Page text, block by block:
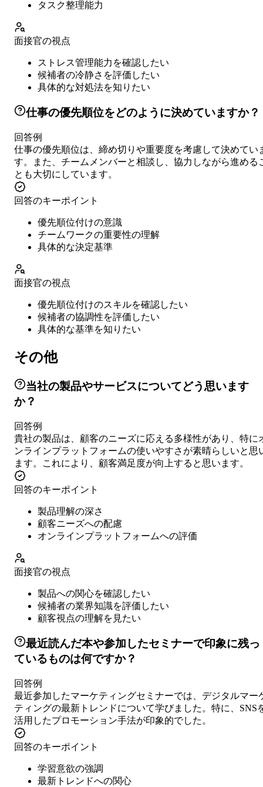
タスク整理能力
面接官の視点
ストレス管理能力を確認したい
候補者の冷静さを評価したい
具体的な対処法を知りたい
仕事の優先順位をどのように決めていますか？
回答例
仕事の優先順位は、締め切りや重要度を考慮して決めてい
す。また、チームメンバーと相談し、協力しながら進める
とも大切にしています。
回答のキーポイント
優先順位付けの意識
チームワークの重要性の理解
具体的な決定基準
面接官の視点
優先順位付けのスキルを確認したい
候補者の協調性を評価したい
具体的な基準を知りたい
その他
当社の製品やサービスについてどう思います
か？
回答例
貴社の製品は、顧客のニーズに応える多様性があり、特に
ンラインプラットフォームの使いやすさが素晴らしいと思
ます。これにより、顧客満足度が向上すると思います。
回答のキーポイント
製品理解の深さ
顧客ニーズへの配慮
オンラインプラットフォームへの評価
面接官の視点
製品への関心を確認したい
候補者の業界知識を評価したい
顧客視点の理解を見たい
最近読んだ本や参加したセミナーで印象に残っ
ているものは何ですか？
回答例
最近参加したマーケティングセミナーでは、デジタルマー
ティングの最新トレンドについて学びました。特に、SNS
活用したプロモーション手法が印象的でした。
回答のキーポイント
学習意欲の強調
最新トレンドへの関心